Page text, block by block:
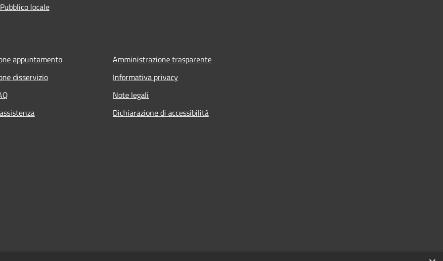
locale
appuntamento
disservizio
Amministrazione trasparente
Informativa privacy
Note legali
Dichiarazione di accessibilità